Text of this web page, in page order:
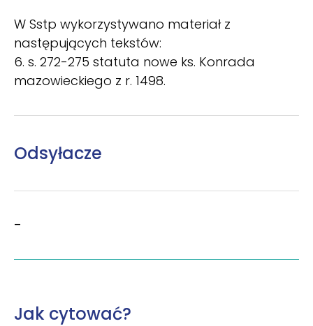
W Sstp wykorzystywano materiał z
następujących tekstów:
6. s. 272-275 statuta nowe ks. Konrada
mazowieckiego z r. 1498.
Odsyłacze
–
Jak cytować?